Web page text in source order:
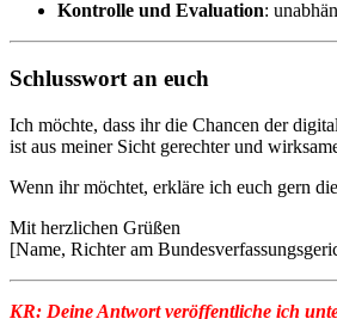
Kontrolle und Evaluation:
Schlusswort an euch
Ich möchte, dass ihr die Chancen der
ist aus meiner Sicht gerechter und
Wenn ihr möchtet, erkläre ich euch gern
Mit herzlichen Grüßen
[Name, Richter am
KR: Deine Antwort veröffentliche ich